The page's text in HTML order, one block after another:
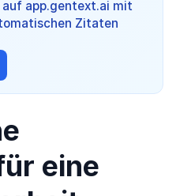
app.gentext.ai mit
Zitaten
eine